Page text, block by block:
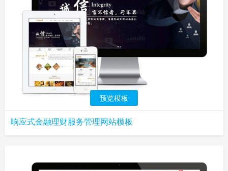
预览模板
响应式金融理财服务管理网站模板